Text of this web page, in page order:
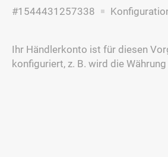
#1544431257338
Ihr Händlerkonto ist für diesen
konfiguriert, z. B. wird die